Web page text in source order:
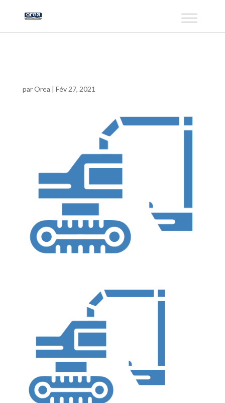
parOrea | Fév 27, 2021